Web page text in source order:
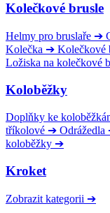
Kolečkové brusle
Helmy pro bruslaře ➔
Kolečka ➔ Kolečkové
Ložiska na kolečkové
Koloběžky
Doplňky ke
tříkolové ➔ Odrážedla
koloběžky ➔
Kroket
Zobrazit kategorii ➔